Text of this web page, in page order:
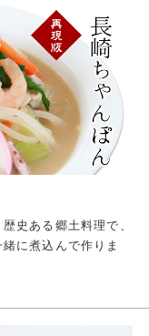
史ある郷土料理で、
に煮込んで作りま